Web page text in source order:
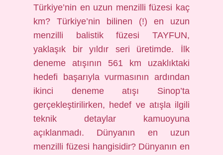
Türkiye’nin en uzun menzilli füzesi kaç
km? Türkiye’nin bilinen (!) en uzun
menzilli balistik füzesi TAYFUN,
yaklaşık bir yıldır seri üretimde. İlk
deneme atışının 561 km uzaklıktaki
hedefi başarıyla vurmasının ardından
ikinci deneme atışı Sinop’ta
gerçekleştirilirken, hedef ve atışla ilgili
teknik detaylar kamuoyuna
açıklanmadı. Dünyanın en uzun
menzilli füzesi hangisidir? Dünyanın en